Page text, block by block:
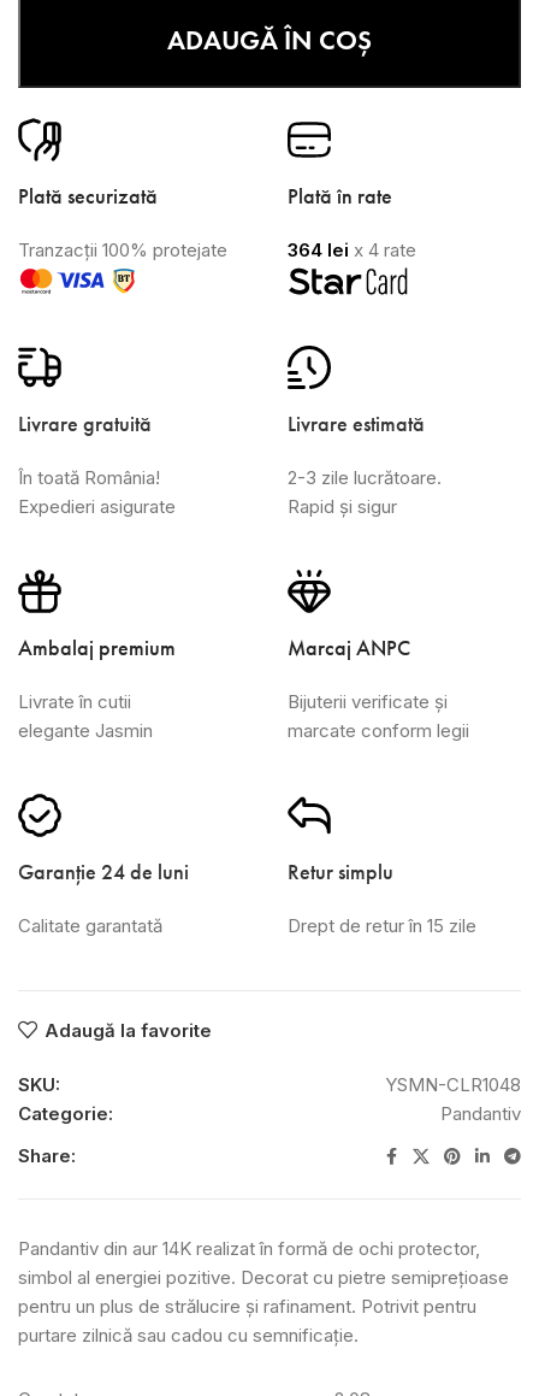
ADAUGĂ ÎN COȘ
Plată securizată
Tranzacții 100% protejate
Plată în rate
364 lei x 4 rate
Livrare gratuită
În toată România!
Expedieri asigurate
Livrare estimată
2-3 zile lucrătoare.
Rapid și sigur
Ambalaj premium
Livrate în cutii
elegante Jasmin
Marcaj ANPC
Bijuterii verificate și
marcate conform legii
Garanție 24 de luni
Calitate garantată
Retur simplu
Drept de retur în 15 zile
Adaugă la favorite
SKU:
YSMN-CLR1048
Categorie:
Pandantiv
Share:
Pandantiv din aur 14K realizat în formă de ochi protector,
simbol al energiei pozitive. Decorat cu pietre semiprețioase
pentru un plus de strălucire și rafinament. Potrivit pentru
purtare zilnică sau cadou cu semnificație.